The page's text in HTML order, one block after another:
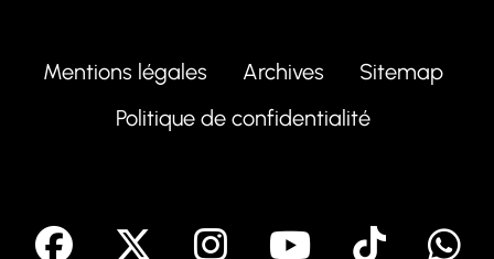
Mentions légales Archives
Sitemap
Politique de confidentialité
facebook Instagram
Youtube
Tik